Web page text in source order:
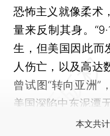
恐怖主义就像柔术
量来反制其身。
生，但美国因此而
人伤亡，以及高达
曾试图“转向亚洲”
美国深陷中东泥潭
本文共